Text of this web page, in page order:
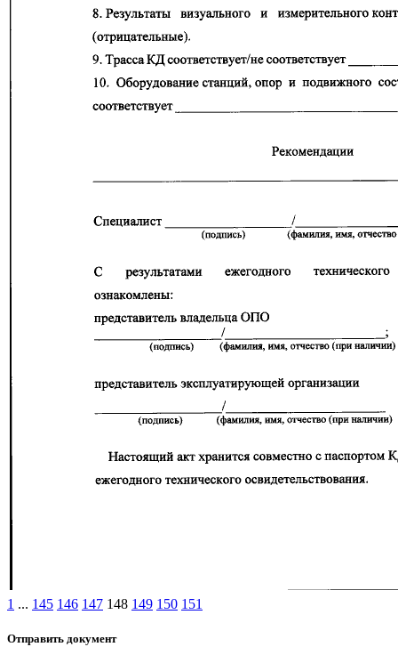
1 ... 145 146 147 148 149 150 151
Отправить документ